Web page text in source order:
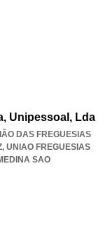
Unipessoal, Lda
DAS FREGUESIAS
, UNIAO FREGUESIAS
SAO